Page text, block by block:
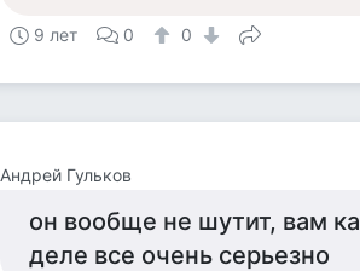
9 лет 0 0
Андрей Гульков
он вообще не шутит, вам
деле все очень серьезно